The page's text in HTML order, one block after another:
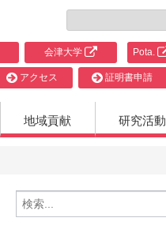
アクセス 証明書申請
会津大学 Pota.
地域貢献 研究活動